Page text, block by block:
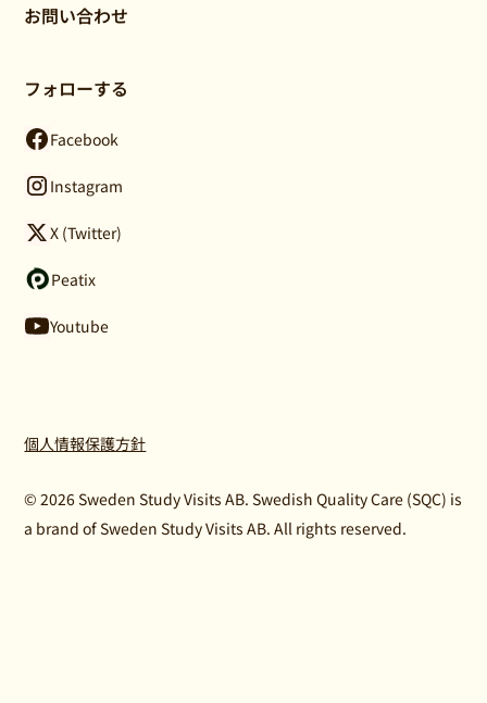
お問い合わせ
フォローする
Facebook
Instagram
X (Twitter)
Peatix
Youtube
© 2026 Sweden Study Visits AB. Swedish Quality Care (SQC) is
a brand of Sweden Study Visits AB. All rights reserved.
個人情報保護方針